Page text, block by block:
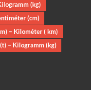
(kg)
(cm)
– Kilométer ( km)
– Kilogramm (kg)